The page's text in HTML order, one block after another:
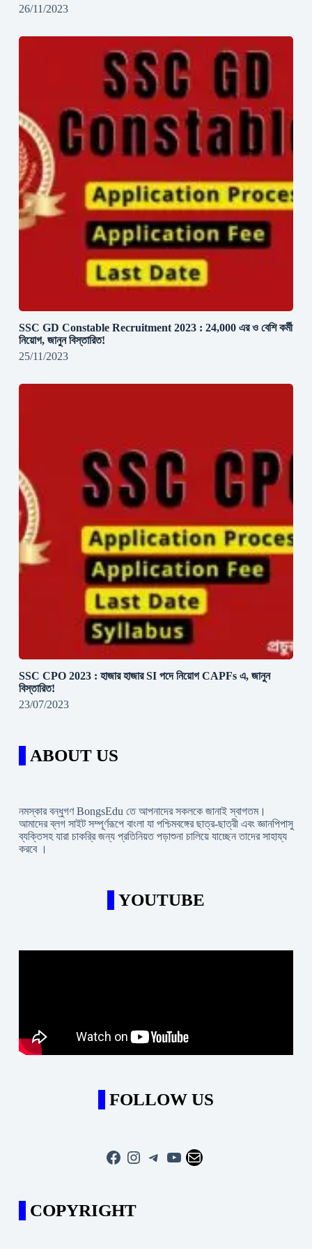
26/11/2023
SSC GD Constable Recruitment 2023 : 24,000 এর ও বেশি কর্মী
নিয়োগ, জানুন বিস্তারিত!
25/11/2023
SSC CPO 2023 : হাজার হাজার SI পদে নিয়োগ CAPFs এ, জানুন
বিস্তারিত!
23/07/2023
ABOUT US
নমস্কার বন্ধুগণ BongsEdu তে আপনাদের সকলকে জানাই স্বাগতম।
আমাদের ব্লগ সাইট সম্পূর্ণরূপে বাংলা যা পশ্চিমবঙ্গের ছাত্র-ছাত্রী এবং জ্ঞানপিপাসু
ব্যক্তিসহ যারা চাকরি্র জন্য প্রতিনিয়ত পড়াশুনা চালিয়ে যাচ্ছেন তাদের সাহায্য
করবে ।
YOUTUBE
FOLLOW US
Facebook
Instagram
Telegram
YouTube
Mail
COPYRIGHT